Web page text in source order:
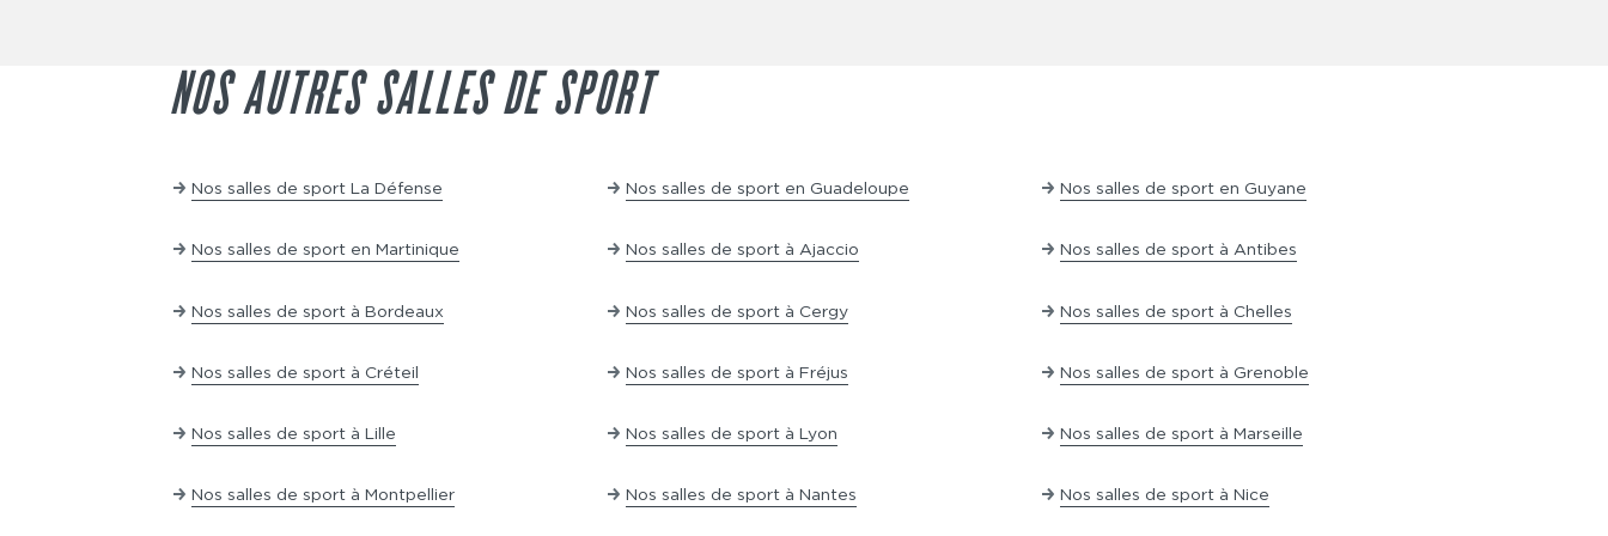
premières semaines, c'est une option abordable qui vous permet de tester une salle de sport à Saint-Étienne et ses équipements
avant de vous engager sur le long terme. Enfin, même en optant pour un abonnement sans engagement, vous bénéficiez des
NOS AUTRES SALLES DE SPORT
Nos salles de sport La Défense Nos salles de sport en Guadeloupe Nos salles de sport en Guyane
Nos salles de sport en Martinique Nos salles de sport à Ajaccio Nos salles de sport à Antibes
Nos salles de sport à Bordeaux Nos salles de sport à Cergy Nos salles de sport à Chelles
Nos salles de sport à Créteil Nos salles de sport à Fréjus Nos salles de sport à Grenoble
Nos salles de sport à Lille Nos salles de sport à Lyon Nos salles de sport à Marseille
Nos salles de sport à Montpellier Nos salles de sport à Nantes Nos salles de sport à Nice